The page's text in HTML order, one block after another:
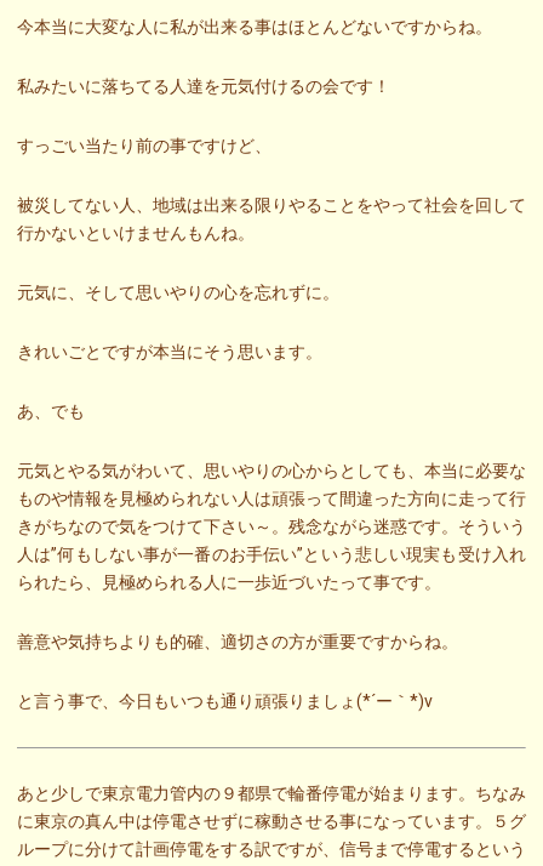
今本当に大変な人に私が出来る事はほとんどないですからね。
私みたいに落ちてる人達を元気付けるの会です！
すっごい当たり前の事ですけど、
被災してない人、地域は出来る限りやることをやって社会を回して
行かないといけませんもんね。
元気に、そして思いやりの心を忘れずに。
きれいごとですが本当にそう思います。
あ、でも
元気とやる気がわいて、思いやりの心からとしても、本当に必要な
ものや情報を見極められない人は頑張って間違った方向に走って行
きがちなので気をつけて下さい～。残念ながら迷惑です。そういう
人は”何もしない事が一番のお手伝い”という悲しい現実も受け入れ
られたら、見極められる人に一歩近づいたって事です。
善意や気持ちよりも的確、適切さの方が重要ですからね。
と言う事で、今日もいつも通り頑張りましょ(*´ー｀*)v
あと少しで東京電力管内の９都県で輪番停電が始まります。ちなみ
に東京の真ん中は停電させずに稼動させる事になっています。５グ
ループに分けて計画停電をする訳ですが、信号まで停電するという